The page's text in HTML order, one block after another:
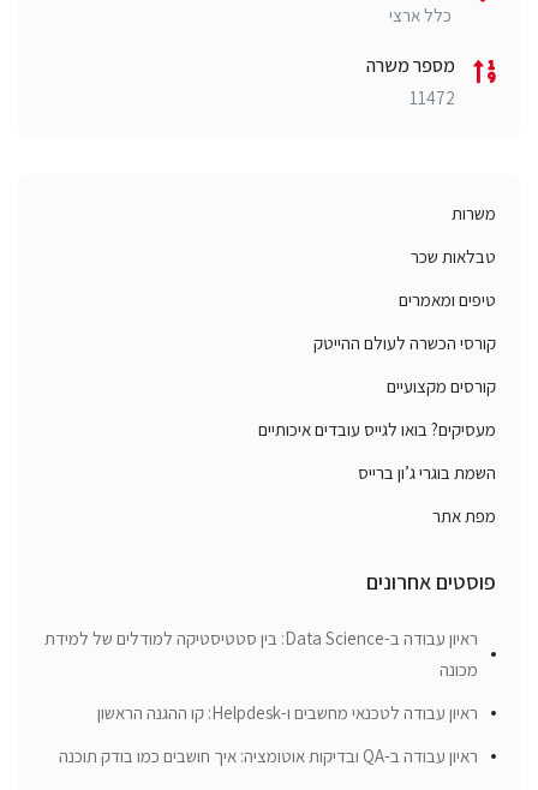
כלל ארצי
מספר משרה
11472
משרות
טבלאות שכר
טיפים ומאמרים
קורסי הכשרה לעולם ההייטק
קורסים מקצועיים
מעסיקים? בואו לגייס עובדים איכותיים
השמת בוגרי ג’ון ברייס
מפת אתר
פוסטים אחרונים
ראיון עבודה ב-Data Science: בין סטטיסטיקה למודלים של למידת
מכונה
ראיון עבודה לטכנאי מחשבים ו-Helpdesk: קו ההגנה הראשון
ראיון עבודה ב-QA ובדיקות אוטומציה: איך חושבים כמו בודק תוכנה